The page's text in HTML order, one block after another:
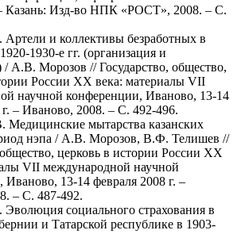
Казань: Изд-во НПК «РОСТ», 2008. – С.
и коллективы безработных в
1930-е гг. (организация и
/ А.В. Морозов // Государство, общество,
России ХХ века: материалы VII
научной конференции, Иваново, 13-14
– Иваново, 2008. – С. 492-496.
мытарства казанских
нэпа / А.В. Морозов, В.Ф. Телишев //
церковь в истории России ХХ
VII международной научной
Иваново, 13-14 февраля 2008 г. –
– С. 487-492.
социального страхования в
и Татарской республике в 1903-